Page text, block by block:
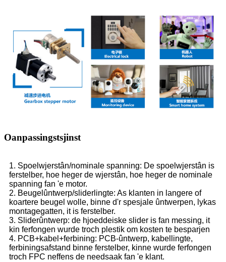
Oanpassingstsjinst
1. Spoelwjerstân/nominale spanning: De spoelwjerstân is
ferstelber, hoe heger de wjerstân, hoe heger de nominale
spanning fan 'e motor.
2. Beugelûntwerp/sliderlingte: As klanten in langere of
koartere beugel wolle, binne d'r spesjale ûntwerpen, lykas
montagegatten, it is ferstelber.
3. Sliderûntwerp: de hjoeddeiske slider is fan messing, it
kin ferfongen wurde troch plestik om kosten te besparjen
4. PCB+kabel+ferbining: PCB-ûntwerp, kabellingte,
ferbiningsafstand binne ferstelber, kinne wurde ferfongen
troch FPC neffens de needsaak fan 'e klant.